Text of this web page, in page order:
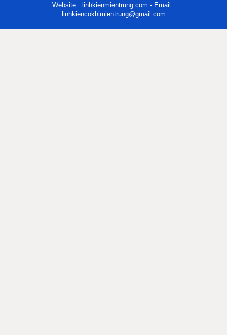
Website : linhkienmientrung.com - Email :
linhkiencokhimientrung@gmail.com